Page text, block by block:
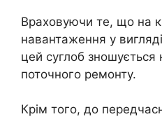
Враховуючи те, що на
навантаження у
цей суглоб
поточного ремонту.
Крім того, до